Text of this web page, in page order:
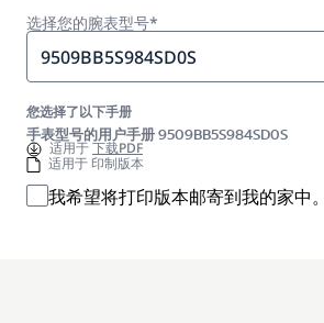
选择您的腕表型号*
9509BB5S984SD0S
您选择了以下手册
手表型号的用户手册 9509BB5S984SD0S
适用于下载PDF
适用于 印制版本
我希望将打印版本邮寄到我的家中。